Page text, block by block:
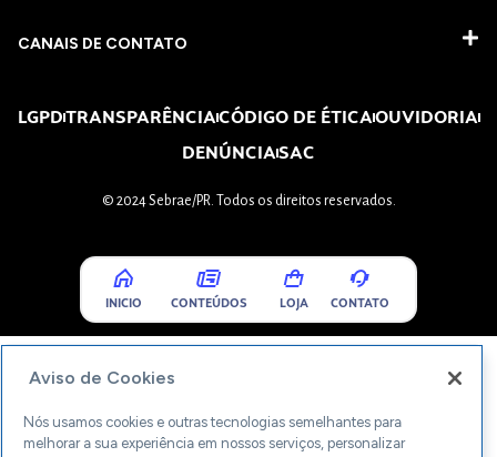
CANAIS DE CONTATO
LGPDTRANSPARÊNCIACÓDIGO DE ÉTICAOUVIDORIA
DENÚNCIASAC
© 2024 Sebrae/PR. Todos os direitos reservados.
INICIO CONTEÚDOS LOJA CONTATO
Aviso de Cookies
Nós usamos cookies e outras tecnologias semelhantes para
melhorar a sua experiência em nossos serviços, personalizar